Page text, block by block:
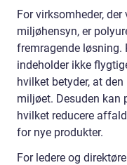
For virksomheder,
miljøhensyn, er
fremragende løsning.
indeholder ikke
hvilket betyder, at
miljøet. Desuden kan
hvilket reducere
for nye produkter.
For ledere og